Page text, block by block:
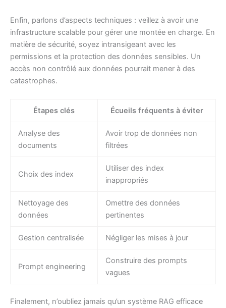
Enfin, parlons d’aspects techniques : veillez à avoir une
infrastructure scalable pour gérer une montée en charge. En
matière de sécurité, soyez intransigeant avec les
permissions et la protection des données sensibles. Un
accès non contrôlé aux données pourrait mener à des
catastrophes.
Étapes clés Écueils fréquents à éviter
Analyse des
documents
Avoir trop de données non
filtrées
Choix des index
Utiliser des index
inappropriés
Nettoyage des
données
Omettre des données
pertinentes
Gestion centralisée Négliger les mises à jour
Prompt engineering
Construire des prompts
vagues
Finalement, n’oubliez jamais qu’un système RAG efficace